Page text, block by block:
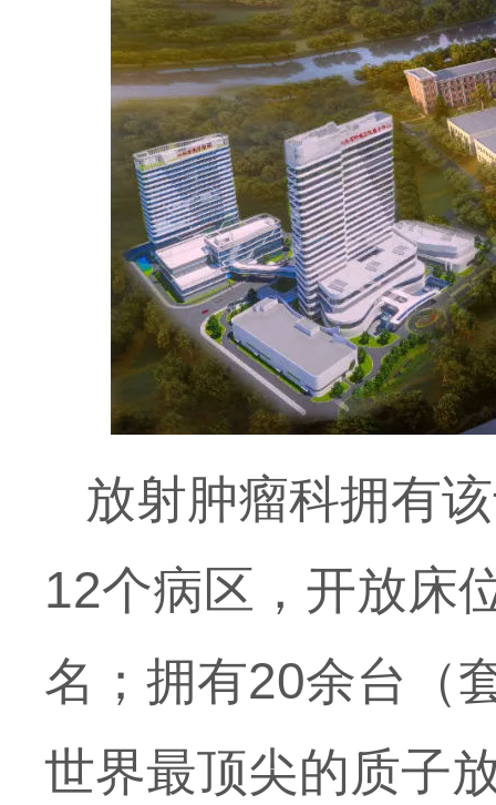
放射肿瘤科拥有
12个病区，开放床
名；拥有20余台（
世界最顶尖的质子